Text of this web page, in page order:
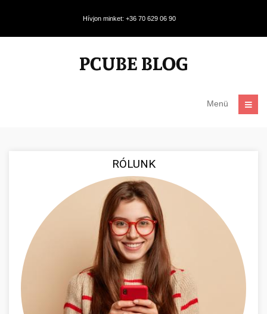
Hívjon minket: +36 70 629 06 90
Menü
RÓLUNK